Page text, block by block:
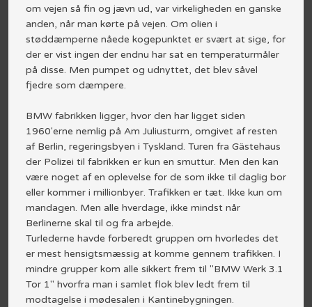
om vejen så fin og jævn ud, var virkeligheden en ganske
anden, når man kørte på vejen. Om olien i
støddæmperne nåede kogepunktet er svært at sige, for
der er vist ingen der endnu har sat en temperaturmåler
på disse. Men pumpet og udnyttet, det blev såvel
fjedre som dæmpere.
BMW fabrikken ligger, hvor den har ligget siden
1960'erne nemlig på Am Juliusturm, omgivet af resten
af Berlin, regeringsbyen i Tyskland. Turen fra Gästehaus
der Polizei til fabrikken er kun en smuttur. Men den kan
være noget af en oplevelse for de som ikke til daglig bor
eller kommer i millionbyer. Trafikken er tæt. Ikke kun om
mandagen. Men alle hverdage, ikke mindst når
Berlinerne skal til og fra arbejde.
Turlederne havde forberedt gruppen om hvorledes det
er mest hensigtsmæssig at komme gennem trafikken. I
mindre grupper kom alle sikkert frem til "BMW Werk 3.1
Tor 1" hvorfra man i samlet flok blev ledt frem til
modtagelse i mødesalen i Kantinebygningen.